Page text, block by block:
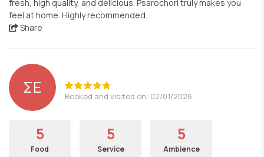
fresh, high quality, and delicious. Psarochori truly makes you
feel at home. Highly recommended.
Share
ΣΕ Booked and visited on: 02/01/2026
5
Food
5
Service
5
Ambience